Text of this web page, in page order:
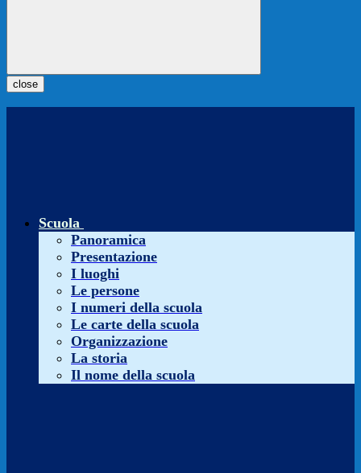
close
Scuola
Panoramica
Presentazione
I luoghi
Le persone
I numeri della scuola
Le carte della scuola
Organizzazione
La storia
Il nome della scuola